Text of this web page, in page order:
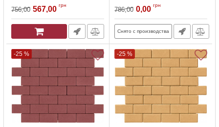
756,00 567,00 грн
786,00 0,00 грн
Снято с производства
-25 % -25 %